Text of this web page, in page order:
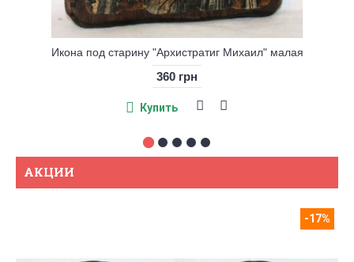
Икона под старину "Архистратиг Михаил" малая
360 грн
Купить
АКЦИИ
-17%